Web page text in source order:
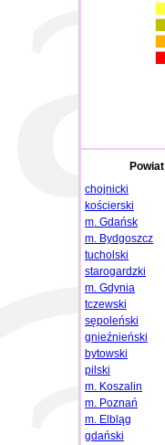
Powiat
chojnicki
kościerski
m. Gdańsk
m. Bydgoszcz
tucholski
starogardzki
m. Gdynia
tczewski
sępoleński
gnieźnieński
bytowski
pilski
m. Koszalin
m. Poznań
m. Elbląg
gdański